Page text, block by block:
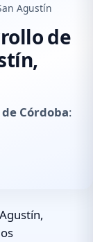
Agustín
de
Córdoba: